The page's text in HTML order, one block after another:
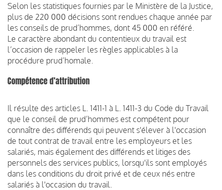
Selon les statistiques fournies par le Ministère de la Justice,
plus de 220 000 décisions sont rendues chaque année par
les conseils de prud’hommes, dont 45 000 en référé.
Le caractère abondant du contentieux du travail est
l’occasion de rappeler les règles applicables à la
procédure prud’homale.
Compétence d’attribution
Il résulte des articles L. 1411-1 à L. 1411-3 du Code du Travail
que le conseil de prud’hommes est compétent pour
connaître des différends qui peuvent s'élever à l'occasion
de tout contrat de travail entre les employeurs et les
salariés, mais également des différends et litiges des
personnels des services publics, lorsqu'ils sont employés
dans les conditions du droit privé et de ceux nés entre
salariés à l'occasion du travail.